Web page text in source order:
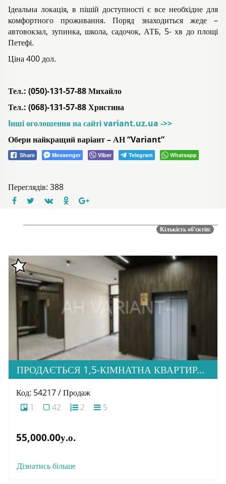
Ідеальна локація, в пішій доступності є все необхідне для
комфортного проживання. Поряд знаходиться жеде –
автовокзал, зупинка, школа, садочок, АТБ, 5- хв до площі
Петефі.
Ціна 400 дол.
Тел.: (050)-131-57-88 Михайло
Тел.: (068)-131-57-88 Христина
Iнші оголошення на сайті variant.uz.ua ->>
Обери найкращий варіант – АН “Variant”
Share Messenger Viber Telegram Whatsapp
Переглядів: 388
Кількість об'єктів:
ПРОДАЄТЬСЯ 1,5-КІМНАТНА КВАРТИРА В НОВОБУДОВІ ЖК «ЗАГОРСЬКА»
Код: 54217 / Продаж
1
42 2 5
55,000.00у.о.
Дізнатись більше